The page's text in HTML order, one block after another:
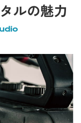
ルの魅力